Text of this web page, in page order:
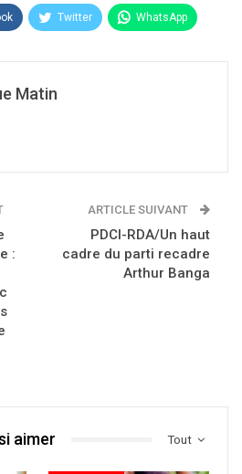
Twitter WhatsApp
Matin
:
ARTICLE SUIVANT
PDCI-RDA/Un haut
cadre du parti recadre
Arthur Banga
Tout
aimer